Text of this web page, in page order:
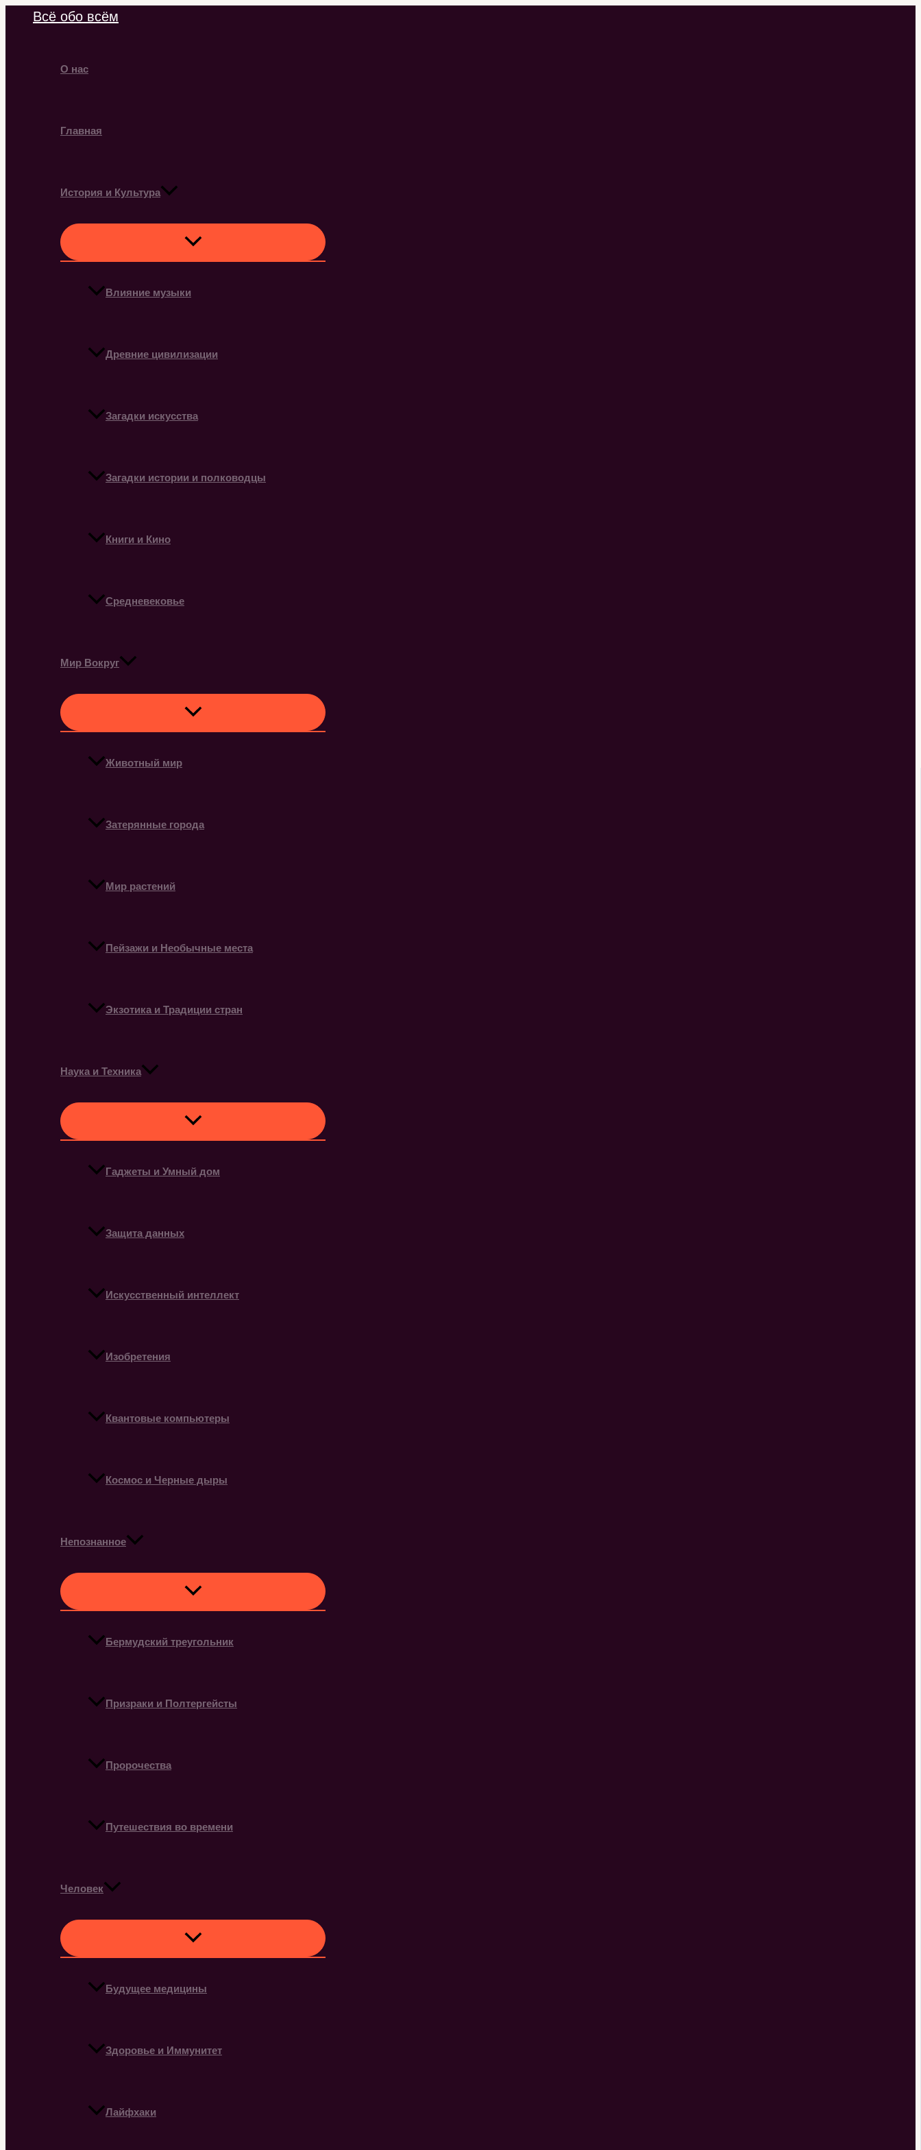
ПерейтиВсё обо всём
О нас
Главная
История и Культура
Влияние музыки
Древние цивилизации
Загадки искусства
Загадки истории и полководцы
Книги и Кино
Средневековье
Мир Вокруг
Животный мир
Затерянные города
Мир растений
Пейзажи и Необычные места
Экзотика и Традиции стран
Наука и Техника
Гаджеты и Умный дом
Защита данных
Искусственный интеллект
Изобретения
Квантовые компьютеры
Космос и Черные дыры
Непознанное
Бермудский треугольник
Призраки и Полтергейсты
Пророчества
Путешествия во времени
Человек
Будущее медицины
Здоровье и Иммунитет
Лайфхаки